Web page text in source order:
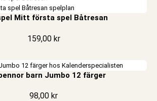
Mitt första spel Båtresan
159,00 kr
barn Jumbo 12 färger
98,00 kr